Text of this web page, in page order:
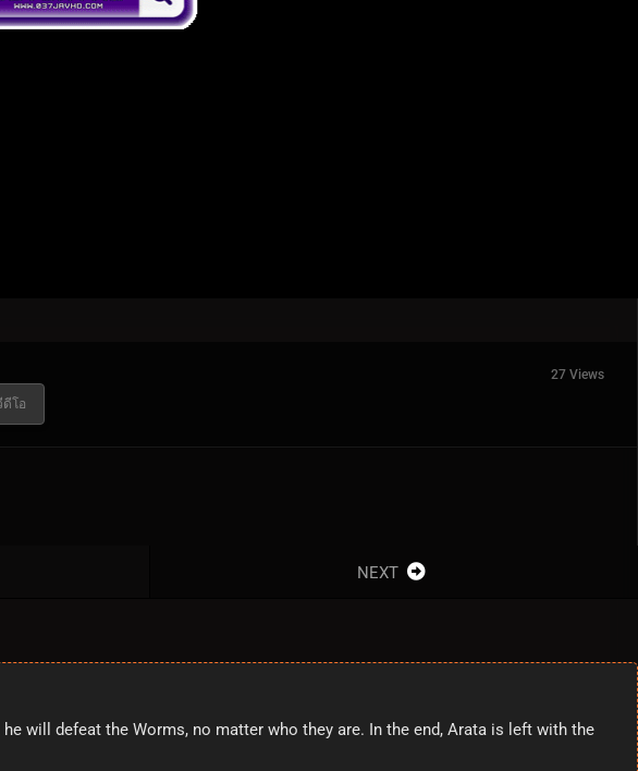
27 Views
โอ
NEXT
will defeat the Worms, no matter who they are. In the end, Arata is left with the